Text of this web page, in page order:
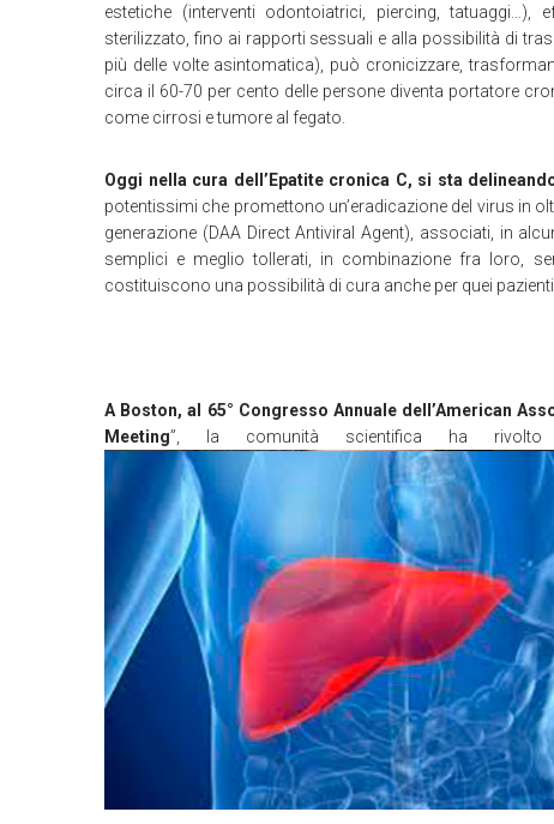
estetiche (interventi odontoiatrici, piercing,
sterilizzato, fino ai rapporti sessuali e alla possibilità di
più delle volte asintomatica), può cronicizzare,
circa il 60-70 per cento delle persone diventa portatore
come cirrosi e tumore al fegato.
Oggi nella cura dell’Epatite cronica C, si sta
potentissimi che promettono un’eradicazione del virus in
generazione (DAA Direct Antiviral Agent), associati, in
semplici e meglio tollerati, in combinazione fra loro,
costituiscono una possibilità di cura anche per quei
A Boston, al 65° Congresso Annuale dell’American
Meeting”, la comunità scientifica ha rivolto